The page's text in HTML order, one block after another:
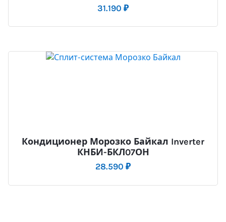
31.190 ₽
Кондиционер Морозко Байкал Inverter
КНБИ-БКЛ07ОН
28.590 ₽